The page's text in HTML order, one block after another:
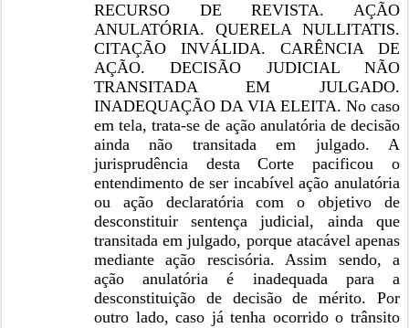
RECURSO DE REVISTA. AÇÃO
ANULATÓRIA. QUERELA NULLITATIS.
CITAÇÃO INVÁLIDA. CARÊNCIA DE
AÇÃO. DECISÃO JUDICIAL NÃO
TRANSITADA EM JULGADO.
INADEQUAÇÃO DA VIA ELEITA. No caso
em tela, trata-se de ação anulatória de decisão
ainda não transitada em julgado. A
jurisprudência desta Corte pacificou o
entendimento de ser incabível ação anulatória
ou ação declaratória com o objetivo de
desconstituir sentença judicial, ainda que
transitada em julgado, porque atacável apenas
mediante ação rescisória. Assim sendo, a
ação anulatória é inadequada para a
desconstituição de decisão de mérito. Por
outro lado, caso já tenha ocorrido o trânsito